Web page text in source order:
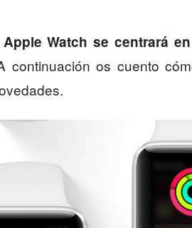
Watch se centrará
continuación os cuento